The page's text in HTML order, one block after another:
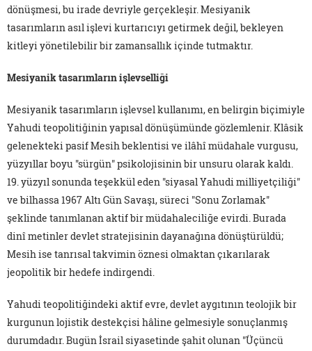
dönüşmesi, bu irade devriyle gerçekleşir. Mesiyanik
tasarımların asıl işlevi kurtarıcıyı getirmek değil, bekleyen
kitleyi yönetilebilir bir zamansallık içinde tutmaktır.
Mesiyanik tasarımların işlevselliği
Mesiyanik tasarımların işlevsel kullanımı, en belirgin biçimiyle
Yahudi teopolitiğinin yapısal dönüşümünde gözlemlenir. Klâsik
gelenekteki pasif Mesih beklentisi ve ilâhî müdahale vurgusu,
yüzyıllar boyu "sürgün" psikolojisinin bir unsuru olarak kaldı.
19. yüzyıl sonunda teşekkül eden "siyasal Yahudi milliyetçiliği"
ve bilhassa 1967 Altı Gün Savaşı, süreci "Sonu Zorlamak"
şeklinde tanımlanan aktif bir müdahaleciliğe evirdi. Burada
dinî metinler devlet stratejisinin dayanağına dönüştürüldü;
Mesih ise tanrısal takvimin öznesi olmaktan çıkarılarak
jeopolitik bir hedefe indirgendi.
Yahudi teopolitiğindeki aktif evre, devlet aygıtının teolojik bir
kurgunun lojistik destekçisi hâline gelmesiyle sonuçlanmış
durumdadır. Bugün İsrail siyasetinde şahit olunan "Üçüncü